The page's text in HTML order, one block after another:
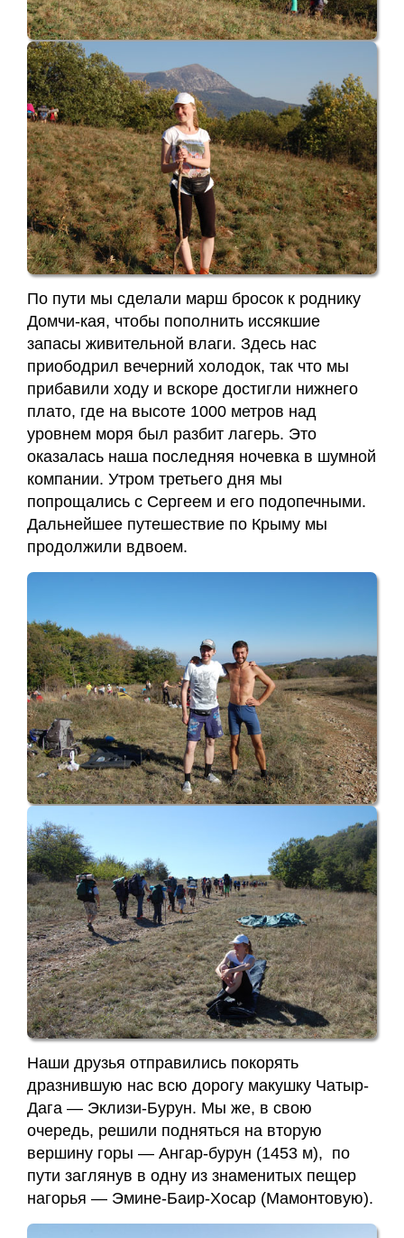
По пути мы сделали марш бросок к роднику
Домчи-кая, чтобы пополнить иссякшие
запасы живительной влаги. Здесь нас
приободрил вечерний холодок, так что мы
прибавили ходу и вскоре достигли нижнего
плато, где на высоте 1000 метров над
уровнем моря был разбит лагерь. Это
оказалась наша последняя ночевка в шумной
компании. Утром третьего дня мы
попрощались с Сергеем и его подопечными.
Дальнейшее путешествие по Крыму мы
продолжили вдвоем.
Наши друзья отправились покорять
дразнившую нас всю дорогу макушку Чатыр-
Дага — Эклизи-Бурун. Мы же, в свою
очередь, решили подняться на вторую
вершину горы — Ангар-бурун (1453 м), по
пути заглянув в одну из знаменитых пещер
нагорья — Эмине-Баир-Хосар (Мамонтовую).